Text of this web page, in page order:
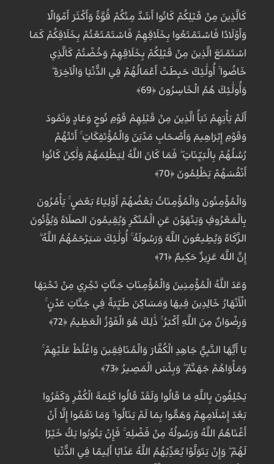
كَالَّذِينَ مِنْ قَبْلِكُمْ كَانُوا أَشَدَّ مِنْكُمْ قُوَّةً وَأَكْثَرَ أَمْوَالًا
وَأَوْلَادًا فَاسْتَمْتَعُوا بِخَلَاقِهِمْ فَاسْتَمْتَعْتُمْ بِخَلَاقِكُمْ كَمَا
اسْتَمْتَعَ الَّذِينَ مِنْ قَبْلِكُمْ بِخَلَاقِهِمْ وَخُضْتُمْ كَالَّذِي
خَاضُوا ۚ أُولَٰئِكَ حَبِطَتْ أَعْمَالُهُمْ فِي الدُّنْيَا وَالْآخِرَةِ ۖ
وَأُولَٰئِكَ هُمُ الْخَاسِرُونَ ﴿69﴾
أَلَمْ يَأْتِهِمْ نَبَأُ الَّذِينَ مِنْ قَبْلِهِمْ قَوْمِ نُوحٍ وَعَادٍ وَثَمُودَ
وَقَوْمِ إِبْرَاهِيمَ وَأَصْحَابِ مَدْيَنَ وَالْمُؤْتَفِكَاتِ ۚ أَتَتْهُمْ
رُسُلُهُمْ بِالْبَيِّنَاتِ ۖ فَمَا كَانَ اللَّهُ لِيَظْلِمَهُمْ وَلَٰكِنْ كَانُوا
أَنْفُسَهُمْ يَظْلِمُونَ ﴿70﴾
وَالْمُؤْمِنُونَ وَالْمُؤْمِنَاتُ بَعْضُهُمْ أَوْلِيَاءُ بَعْضٍ ۚ يَأْمُرُونَ
بِالْمَعْرُوفِ وَيَنْهَوْنَ عَنِ الْمُنْكَرِ وَيُقِيمُونَ الصَّلَاةَ وَيُؤْتُونَ
الزَّكَاةَ وَيُطِيعُونَ اللَّهَ وَرَسُولَهُ ۚ أُولَٰئِكَ سَيَرْحَمُهُمُ اللَّهُ ۗ
إِنَّ اللَّهَ عَزِيزٌ حَكِيمٌ ﴿71﴾
وَعَدَ اللَّهُ الْمُؤْمِنِينَ وَالْمُؤْمِنَاتِ جَنَّاتٍ تَجْرِي مِنْ تَحْتِهَا
الْأَنْهَارُ خَالِدِينَ فِيهَا وَمَسَاكِنَ طَيِّبَةً فِي جَنَّاتِ عَدْنٍ ۚ
وَرِضْوَانٌ مِنَ اللَّهِ أَكْبَرُ ۚ ذَٰلِكَ هُوَ الْفَوْزُ الْعَظِيمُ ﴿72﴾
يَا أَيُّهَا النَّبِيُّ جَاهِدِ الْكُفَّارَ وَالْمُنَافِقِينَ وَاغْلُظْ عَلَيْهِمْ ۚ
وَمَأْوَاهُمْ جَهَنَّمُ ۖ وَبِئْسَ الْمَصِيرُ ﴿73﴾
يَحْلِفُونَ بِاللَّهِ مَا قَالُوا وَلَقَدْ قَالُوا كَلِمَةَ الْكُفْرِ وَكَفَرُوا
بَعْدَ إِسْلَامِهِمْ وَهَمُّوا بِمَا لَمْ يَنَالُوا ۚ وَمَا نَقَمُوا إِلَّا أَنْ
أَغْنَاهُمُ اللَّهُ وَرَسُولُهُ مِنْ فَضْلِهِ ۚ فَإِنْ يَتُوبُوا يَكُ خَيْرًا
لَهُمْ ۖ وَإِنْ يَتَوَلَّوْا يُعَذِّبْهُمُ اللَّهُ عَذَابًا أَلِيمًا فِي الدُّنْيَا